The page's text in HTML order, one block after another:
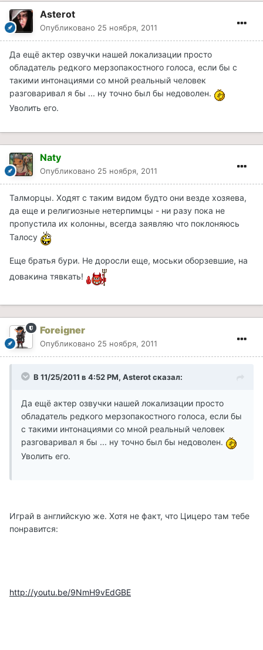
Asterot
Опубликовано 25 ноября, 2011
Да ещё актер озвучки нашей локализации просто
обладатель редкого мерзопакостного голоса, если бы с
такими интонациями со мной реальный человек
разговаривал я бы ... ну точно был бы недоволен.
Уволить его.
Naty
Опубликовано 25 ноября, 2011
Талморцы. Ходят с таким видом будто они везде хозяева,
да еще и религиозные нетерпимцы - ни разу пока не
пропустила их колонны, всегда заявляю что поклоняюсь
Талосу
Еще братья бури. Не доросли еще, моськи оборзевшие, на
довакина тявкать!
Foreigner
Опубликовано 25 ноября, 2011
В 11/25/2011 в 4:52 PM, Asterot сказал:
Да ещё актер озвучки нашей локализации просто
обладатель редкого мерзопакостного голоса, если бы
с такими интонациями со мной реальный человек
разговаривал я бы ... ну точно был бы недоволен.
Уволить его.
Играй в английскую же. Хотя не факт, что Цицеро там тебе
понравится:
http://youtu.be/9NmH9vEdGBE